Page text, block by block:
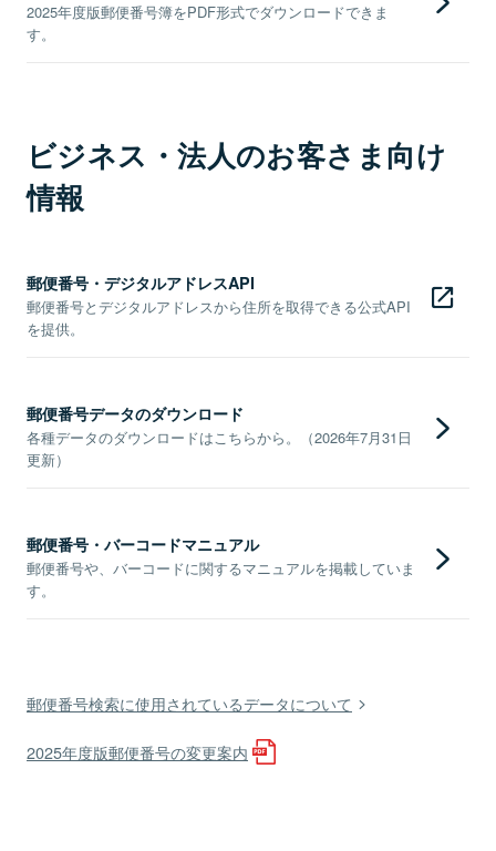
2025年度版郵便番号簿をPDF形式でダウンロードできま
す。
ビジネス・法人のお客さま向け
情報
郵便番号・デジタルアドレスAPI
郵便番号とデジタルアドレスから住所を取得できる公式API
を提供。
郵便番号データのダウンロード
各種データのダウンロードはこちらから。（2026年7月31日
更新）
郵便番号・バーコードマニュアル
郵便番号や、バーコードに関するマニュアルを掲載していま
す。
郵便番号検索に使用されているデータについて
2025年度版郵便番号の変更案内